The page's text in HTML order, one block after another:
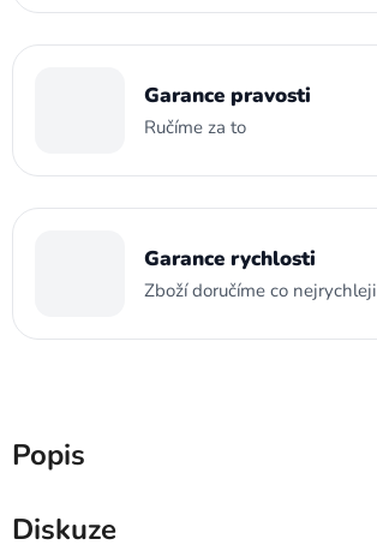
Garance pravosti
Ručíme za to
Garance rychlosti
Zboží doručíme co nejrychleji
Popis
Diskuze